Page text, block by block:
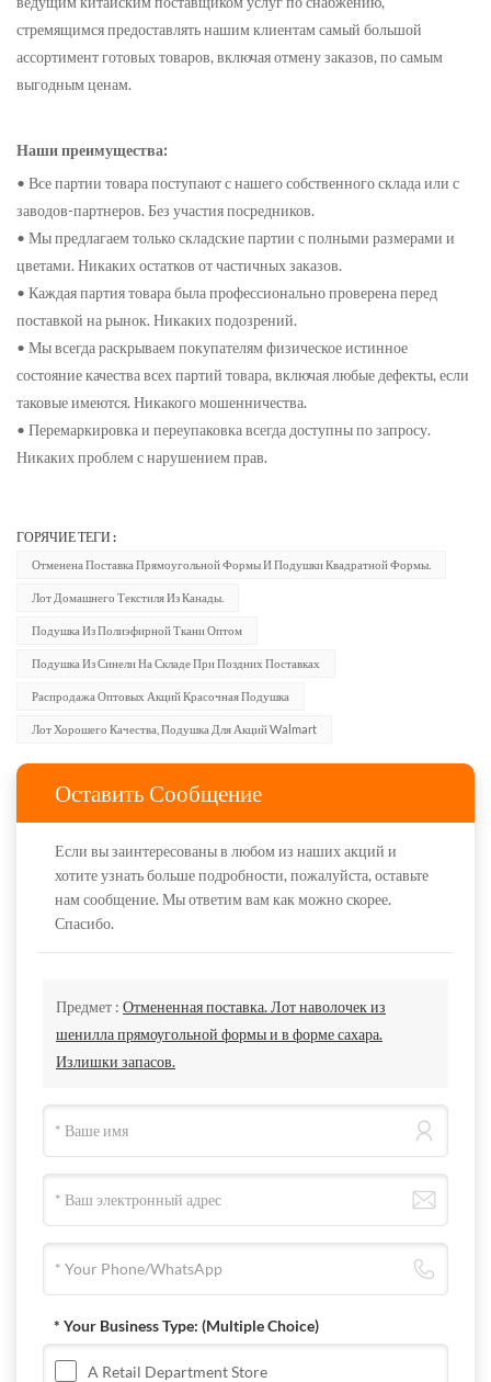
стремящимся предоставлять нашим клиентам самый большой
ассортимент готовых товаров, включая отмену заказов, по самым
выгодным ценам.
Наши преимущества:
• Все партии товара поступают с нашего собственного склада или с
заводов-партнеров. Без участия посредников.
• Мы предлагаем только складские партии с полными размерами и
цветами. Никаких остатков от частичных заказов.
• Каждая партия товара была профессионально проверена перед
поставкой на рынок. Никаких подозрений.
• Мы всегда раскрываем покупателям физическое истинное
состояние качества всех партий товара, включая любые дефекты, если
таковые имеются. Никакого мошенничества.
• Перемаркировка и переупаковка всегда доступны по запросу.
Никаких проблем с нарушением прав.
ГОРЯЧИЕ ТЕГИ :
Отменена Поставка Прямоугольной Формы И Подушки Квадратной Формы.
Лот Домашнего Текстиля Из Канады.
Подушка Из Полиэфирной Ткани Оптом
Подушка Из Синели На Складе При Поздних Поставках
Распродажа Оптовых Акций Красочная Подушка
Лот Хорошего Качества, Подушка Для Акций Walmart
Оставить Сообщение
Если вы заинтересованы в любом из наших акций и
хотите узнать больше подробности, пожалуйста, оставьте
нам сообщение. Мы ответим вам как можно скорее.
Спасибо.
Предмет : Отмененная поставка. Лот наволочек из
шенилла прямоугольной формы и в форме сахара.
Излишки запасов.
* Your Business Type: (Multiple Choice)
A Retail Department Store